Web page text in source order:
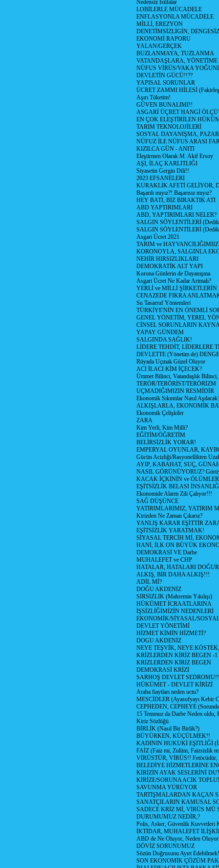
Nedensiz İstifalar
LOBİLERLE MÜCADELE
ENFLASYONLA MÜCADELE
MİLLİ, EREZYON
DENETİMSİZLİGİN,
EKONOMİ RAPORU
YALAN/GERÇEK
BUZLANMAYA, TUZLANMA
VATANDAŞLARA,
NÜFUS VİRÜS/VAKA
DEVLETİN GÜCÜ!!??
YAPISAL SORUNLAR
ÜCRET ZAMMI HİLESİ
Aşırı Tüketim!
GÜVEN BUNALIMI!!
ASGARİ ÜÇRET HANGİ
EN ÇOK ELEŞTİRİLEN
TARIM TEKNOLOJİLERİ
SOSYAL DAYANIŞMA,
NÜFUZ İLE NÜFUS ARASI
KIZILCA GÜN - ANITI
Eleştirmen Olarak M. Akif Ersoy
AŞI, İLAÇ KARLITLIĞI
Siyasetin Gergin Dili!!
2023 EFSANELERİ
KURAKLIK AFETİ GELİYOR,
Başarılı mıyız?! Başarısız mıyız?
HEY BATI, BİZ BIRAKTIK ATI
ABD YAPTIRIMLARI
ABD, YAPTIRIMLARI NELER?
SALGIN SÖYLENTİLERİ
SALGIN SÖYLENTİLERİ
Asgari Ücret 2021
TARIM ve
KORONOYLA, SALGINLA
NEHİR HIRSIZLIKLARI
DEMOKRATİK ALT YAPI
Korona Günlerin de Dayanışma
Asgari Ücret Ne Kadar Artmalı?
YERLİ ve MİLLİ
CENAZEDE FIKRA
Su Tasarruf Yöntemleri
TÜRKİYE'NİN EN ÖNEMLİ
GENEL YÖNETİM, YEREL
CİNSEL SORUNLARIN
YAPAY GÜNDEM
SALGINDA SAĞLIK!
LİDERE TEHDİT, LİDERLERE
DEVLETTE (Yönetim de)
Rüyada Uçmak Güzel Oluyor
ACI İLACI KİM İÇECEK?
Ümmet Bilinci, Vatandaşlık
TERÖR/TERÖRİST/TERÖRİZM
UÇMADIĞIMIZIN RESMİDİR
Ekonomik Sıkıntılar Nasıl
ALKIŞLARLA, EKONOMİK
Ekonomik Çelişkiler
ZARA
Kim Yerli, Kim Milli?
EĞİTİM/ÖĞRETİM
BELİRSİZLİK YORAR!
EMPERYAL OYUNLAR,
Gücün Acizliği/Rasyonellikten
AYIP, KABAHAT, SUÇ,
NASIL GÖRÜNÜYORUZ?
KACAK İÇKİNİN ve
EŞİTSİZLİK BELASI
Ekonomide Alarm Zili Çalıyor!!!
SAĞ DÜŞÜNCE
YATIRIMLARIMIZ, YATIRIM
Kirizden Ne Zaman Çıkarız?
YANLIŞ KARAR EŞİTTİR
EŞİTSİZLİK YARATMAK!
SİYASAL TERCİH Mİ,
HANİ, İLK ON BÜYÜK
DEMOKRASİ VE Darbe
MUHALEFET ve CHP
HATALAR, HATALARI
ALKIŞ, BİR DAHA ALKIŞ!!!
ADİL Mİ?
DOĞU AKDENİZ
SIRSIZLIK (Mahremin Yıkılışı)
HÜKÜMET İCRAATLARINA
İŞSİZLİĞİMİZİN NEDENLERİ
EKONOMİK/SİYASAL/
DEVLET YÖNETİMİ
HİZMET KİMİN HİZMETİ?
DOGU AKDENİZ
NEYE TEŞVİK, NEYE
KRİZLERDEN KİRİZ BEGEN -1
KRİZLERDEN KİRİZ BEGEN
DEMOKRASİ KRİZİ
SARHOŞ DEVLET SEDROMU!!
HÜKÜMET - DEVLET KİRİZİ
Araba fiaytları neden uctu?
MESCİDLER (Ayasofyayı Kebir
CEPHEDEN, CEPHEYE
15 Temmuz da Darbe Neden oldu,
Kiriz Sözlüğü
BİRLİK (Nasıl Bir Birlik?)
BÜYÜRKEN, KÜÇÜLMEK!!
KADININ HUKUKİ EŞİTLİĞİ
FAİZ (Faiz mi, Zulüm, Faizsizlik
VİRÜSTÜR, VİRÜS!! Fetöcüdür,
BELEDİYE HİZMETLERİNE
KİRİZİN AYAK SESLERİNİ
KİRİZE/SORUNA ACIK
SAVUNMA YÜRÜYOR
TARTIŞMALARDAN KAÇAN
SANATÇILARIN KAMUSAL
SADECE KRİZ Mİ, VİRÜS MÜ
DURUMUMUZ NEDİR,?
Polis, Asker, Güvenlik Kuvvetleri
İKTİDAR, MUHALEFET
ABD de Ne Oluyor, Neden
DÖVİZ SORUNUMUZ
Sözün Doğrusunu Ayırt Edebilmek!
SON EKONOMİK ÇÖZÜM